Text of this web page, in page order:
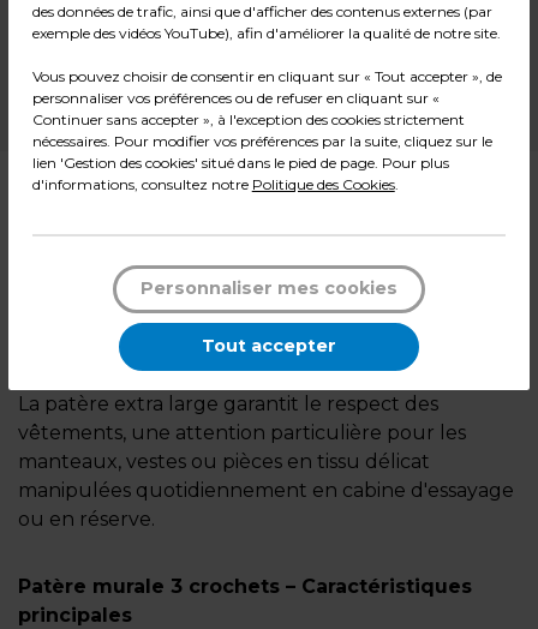
*Des frais de livraison et d'emballage peuvent s'ajouter.
L.43 x P.7 x H.9 cmest composée de trois patères
extra larges et d'un petit crochet en plastique, pour
combiner accroche de vêtements et petits
accessoires sur un même support.
La patère extra large garantit le respect des
vêtements, une attention particulière pour les
manteaux, vestes ou pièces en tissu délicat
manipulées quotidiennement en cabine d'essayage
ou en réserve.
Patère murale 3 crochets – Caractéristiques
principales
des données de trafic, ainsi que d'afficher des contenus externes (par
exemple des vidéos YouTube), afin d'améliorer la qualité de notre site.
Vous pouvez choisir de consentir en cliquant sur « Tout accepter », de
personnaliser vos préférences ou de refuser en cliquant sur «
Continuer sans accepter », à l'exception des cookies strictement
nécessaires. Pour modifier vos préférences par la suite, cliquez sur le
lien 'Gestion des cookies' situé dans le pied de page. Pour plus
d'informations, consultez notre Politique des Cookies.
Personnaliser mes cookies
Tout accepter